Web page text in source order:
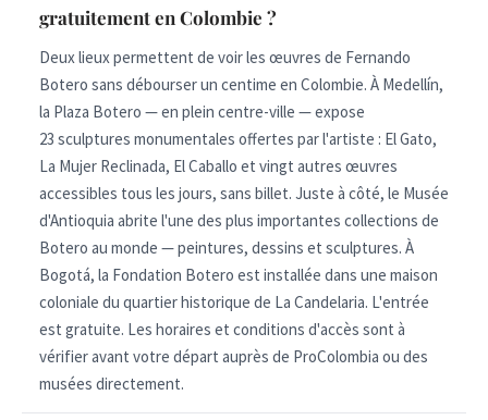
gratuitement en Colombie ?
Deux lieux permettent de voir les œuvres de Fernando
Botero sans débourser un centime en Colombie. À Medellín,
la Plaza Botero — en plein centre-ville — expose
23 sculptures monumentales offertes par l'artiste : El Gato,
La Mujer Reclinada, El Caballo et vingt autres œuvres
accessibles tous les jours, sans billet. Juste à côté, le Musée
d'Antioquia abrite l'une des plus importantes collections de
Botero au monde — peintures, dessins et sculptures. À
Bogotá, la Fondation Botero est installée dans une maison
coloniale du quartier historique de La Candelaria. L'entrée
est gratuite. Les horaires et conditions d'accès sont à
vérifier avant votre départ auprès de ProColombia ou des
musées directement.